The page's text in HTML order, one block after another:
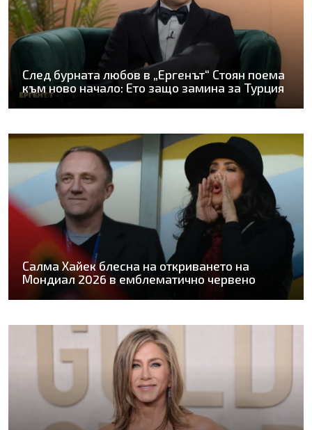
След бурната любов в „Ергенът“ Стоян поема
към ново начало: Ето защо замина за Турция
Салма Хайек блесна на откриването на
Мондиал 2026 в емблематично червено